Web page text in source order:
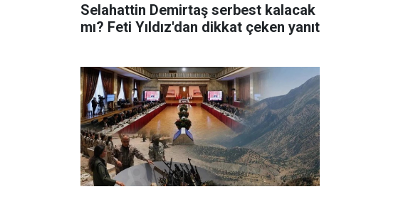
Selahattin Demirtaş serbest kalacak
mı? Feti Yıldız'dan dikkat çeken yanıt